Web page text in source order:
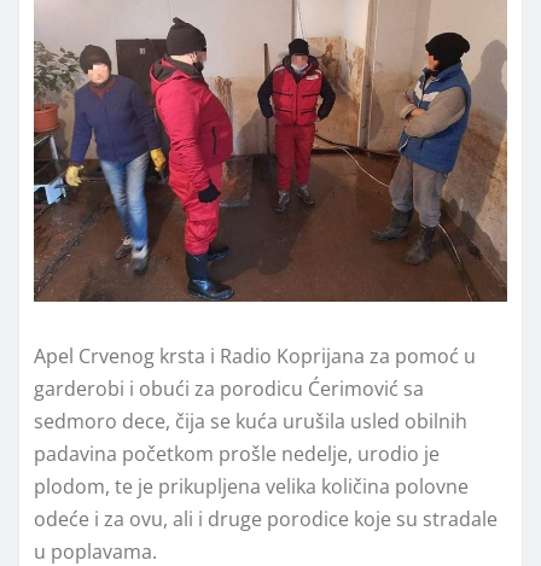
Apel Crvenog krsta i Radio Koprijana za pomoć u
garderobi i obući za porodicu Ćerimović sa
sedmoro dece, čija se kuća urušila usled obilnih
padavina početkom prošle nedelje, urodio je
plodom, te je prikupljena velika količina polovne
odeće i za ovu, ali i druge porodice koje su stradale
u poplavama.